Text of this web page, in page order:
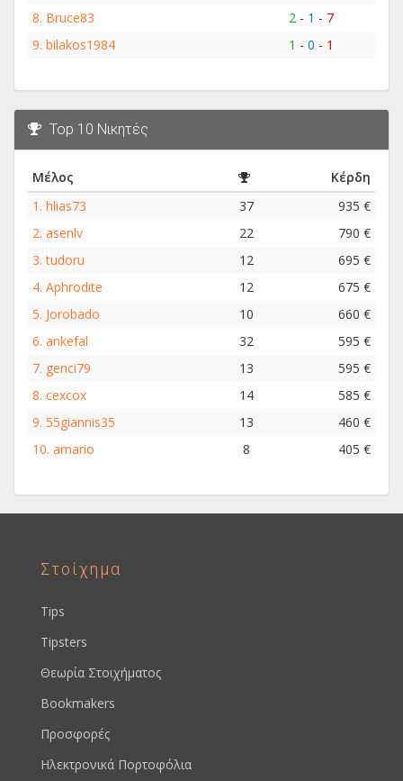
8. Bruce83 2 - 1 - 7
9. bilakos1984 1 - 0 - 1
Top 10 Νικητές
Μέλος
Κέρδη
1. hlias73 37
935 €
2. asenlv 22
790 €
3.tudoru 12
695 €
4. Aphrodite 12
675 €
5. Jorobado 10
660 €
6. ankefal 32
595 €
7. genci79 13
595 €
8. cexcox 14
585 €
9. 55giannis35 13
460 €
10. amario 8 405 €
Στοίχημα
Tips
Tipsters
Θεωρία Στοιχήματος
Bookmakers
Προσφορές
Ηλεκτρονικά Πορτοφόλια